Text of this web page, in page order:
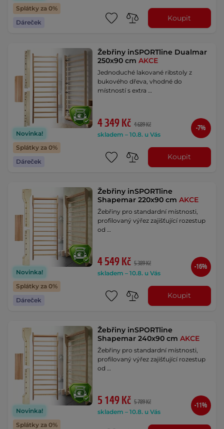
Splátky za 0%
Dáreček
Koupit
Novinka!
Splátky za 0%
Dáreček
Žebřiny inSPORTline Dualmar
250x90 cmAKCE
Jednoduché lakované ribstoly z
bukového dřeva, vhodné do
místností s extra …
4 349 Kč 4 689 Kč
skladem – 10.8. u Vás
-7%
Koupit
Novinka!
Splátky za 0%
Dáreček
Žebřiny inSPORTline
Shapemar 220x90 cmAKCE
Žebřiny pro standardní místnosti,
profilovaný výřez zajišťující rozestup
od …
4 549 Kč 5 389 Kč
skladem – 10.8. u Vás
-16%
Koupit
Novinka!
Splátky za 0%
Žebřiny inSPORTline
Shapemar 240x90 cmAKCE
Žebřiny pro standardní místnosti,
profilovaný výřez zajišťující rozestup
od …
5 149 Kč 5 789 Kč
skladem – 10.8. u Vás
-11%